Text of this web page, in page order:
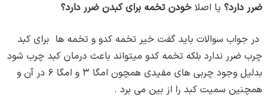
ضرر دارد؟ یا اصلا خودن تخمه برای کبدن ضرر دارد؟
در جواب سوالات باید گفت خیر تخمه کدو و تخمه ها برای کبد
چرب ضرر ندارد بلکه تخمه کدو میتواند باعث درمان کبد چرب شود
بدلیل وجود چربی های مفیدی همچون امگا ۳ و امگا ۶ در آن و
همچنین سمیت کبد را از بین می برد .